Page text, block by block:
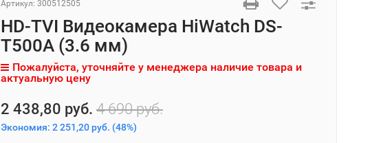
Артикул: 300512505
HD-TVI Видеокамера HiWatch DS-
T500A (3.6 мм)
Пожалуйста, уточняйте у менеджера наличие товара и
актуальную цену
2 438,80 руб. 4 690 руб.
Экономия: 2 251,20 руб. (48%)